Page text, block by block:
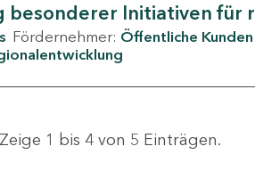
besonderer Initiativen für
Fördernehmer: Öffentliche Kunden
Zeige 1 bis 4 von 5 Einträgen.